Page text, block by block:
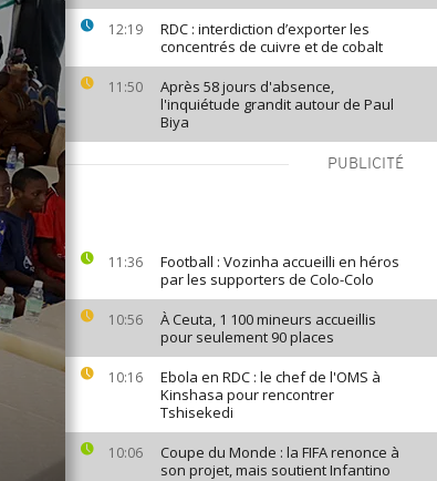
12:19
RDC : interdiction d’exporter les
concentrés de cuivre et de cobalt
11:50
Après 58 jours d'absence,
l'inquiétude grandit autour de Paul
Biya
PUBLICITÉ
11:36
Football : Vozinha accueilli en héros
par les supporters de Colo-Colo
10:56
À Ceuta, 1 100 mineurs accueillis
pour seulement 90 places
10:16
Ebola en RDC : le chef de l'OMS à
Kinshasa pour rencontrer
Tshisekedi
10:06
Coupe du Monde : la FIFA renonce à
son projet, mais soutient Infantino